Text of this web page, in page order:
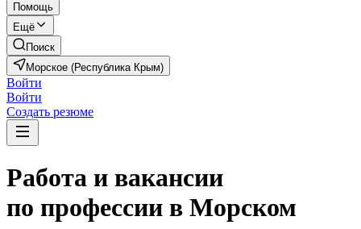
Помощь
Ещё
Поиск
Морское (Республика Крым)
Войти
Войти
Создать резюме
Работа и вакансии
по профессии в Морском